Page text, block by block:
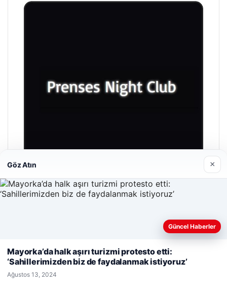
Prenses Night Club
Web sitemizi nasıl kullandığınızı daha iyi anlayabilmek,
kullanıyoruz.Çerez Politikamız
Göz Atın ×
Güncel Haberler
Mayorka’da halk aşırı turizmi protesto etti:
‘Sahillerimizden biz de faydalanmak istiyoruz’
Ağustos 13, 2024